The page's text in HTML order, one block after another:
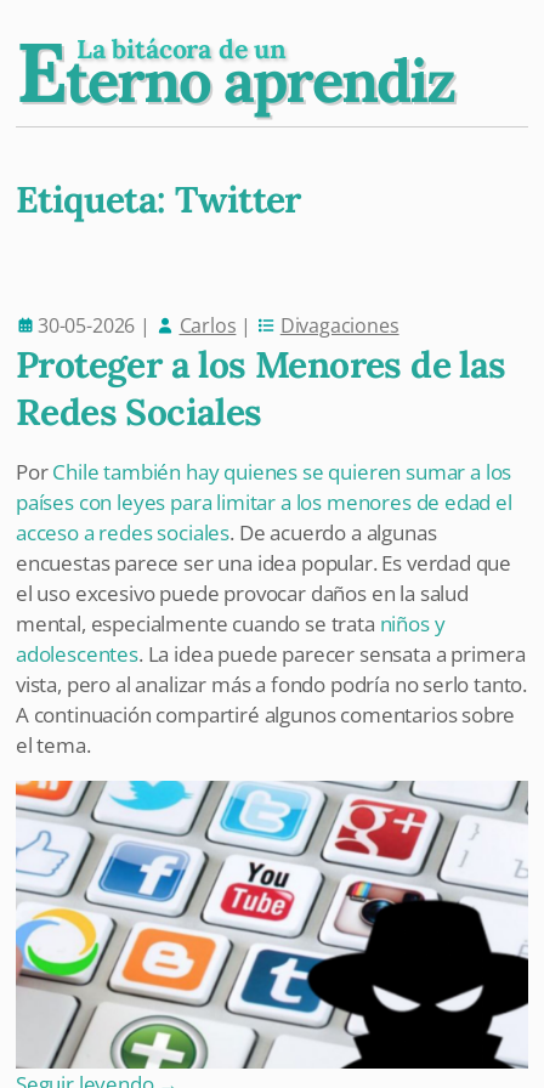
Eterno aprendiz
La bitácora de un
Etiqueta: Twitter
Post navigation
30-05-2026 | Carlos | Divagaciones
Proteger a los Menores de las
Redes Sociales
PorChile también hay quienes se quieren sumar a los
países con leyes para limitar a los menores de edad el
acceso a redes sociales. De acuerdo a algunas
encuestas parece ser una idea popular. Es verdad que
el uso excesivo puede provocar daños en la salud
mental, especialmente cuando se trata niños y
adolescentes. La idea puede parecer sensata a primera
vista, pero al analizar más a fondo podría no serlo tanto.
A continuación compartiré algunos comentarios sobre
el tema.